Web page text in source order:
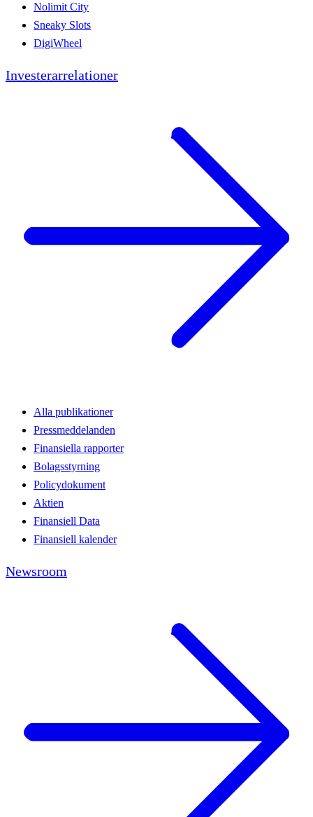
Nolimit City
Sneaky Slots
DigiWheel
Investerarrelationer
Alla publikationer
Pressmeddelanden
Finansiella rapporter
Bolagsstyrning
Policydokument
Aktien
Finansiell Data
Finansiell kalender
Newsroom